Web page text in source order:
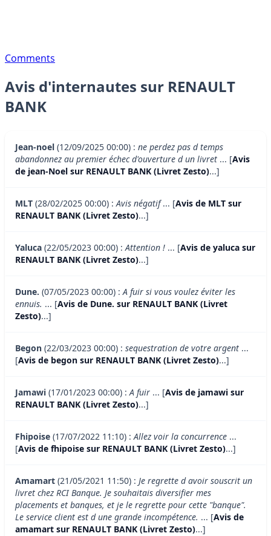
Comments
Avis d'internautes sur RENAULT
BANK
Jean-noel (12/09/2025 00:00) : ne perdez pas d temps
abandonnez au premier échec d'ouverture d un livret ... [Avis
de jean-Noel sur RENAULT BANK (Livret Zesto)...]
MLT (28/02/2025 00:00) :Avis négatif... [Avis de MLT sur
RENAULT BANK (Livret Zesto)...]
Yaluca (22/05/2023 00:00) :Attention ! ... [Avis de yaluca sur
RENAULT BANK (Livret Zesto)...]
Dune. (07/05/2023 00:00) :A fuir si vous voulez éviter les
ennuis. ... [Avis de Dune. sur RENAULT BANK (Livret
Zesto)...]
Begon (22/03/2023 00:00) : sequestration de votre argent ...
[Avis de begon sur RENAULT BANK (Livret Zesto)...]
Jamawi (17/01/2023 00:00) :A fuir ... [Avis de jamawi sur
RENAULT BANK (Livret Zesto)...]
Fhipoise (17/07/2022 11:10) :Allez voir la concurrence ...
[Avis de fhipoise sur RENAULT BANK (Livret Zesto)...]
Amamart (21/05/2021 11:50) : Je regrette d avoir souscrit un
livret chez RCI Banque. Je souhaitais diversifier mes
placements et banques, et je le regrette pour cette "banque".
Le service client est d une grande incompétence. ... [Avis de
amamart sur RENAULT BANK (Livret Zesto)...]